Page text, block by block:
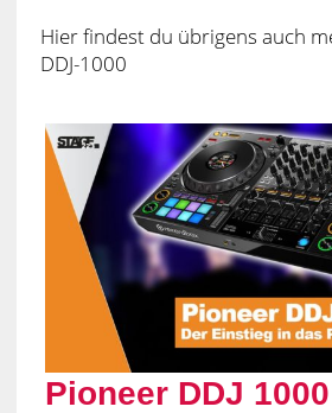
Hier findest du übrigens auch
DDJ-1000
Pioneer DDJ